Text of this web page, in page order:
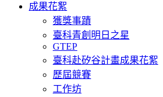
成果花絮
獲獎事蹟
臺科青創明日之星
GTEP
臺科赴矽谷計畫成果花絮
歷屆競賽
工作坊